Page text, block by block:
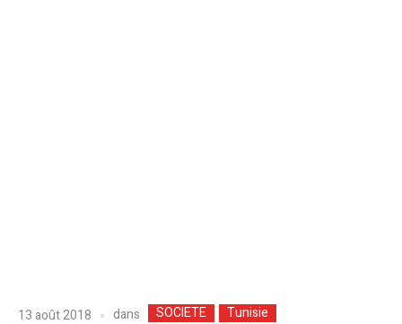
13 août 2018 dans SOCIETE Tunisie